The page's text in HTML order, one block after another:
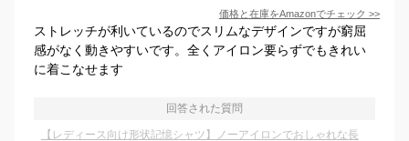
価格と在庫をAmazonでチェック >>
ストレッチが利いているのでスリムなデザインですが窮屈
感がなく動きやすいです。全くアイロン要らずでもきれい
に着こなせます
回答された質問
【レディース向け形状記憶シャツ】ノーアイロンでおしゃれな長